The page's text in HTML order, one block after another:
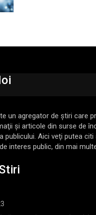
un agregator de ştiri care
şi articole din surse de
publicului. Aici veţi putea
interes public, din mai